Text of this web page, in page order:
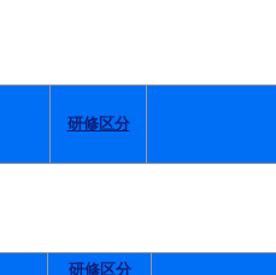
研修区分
研修区分